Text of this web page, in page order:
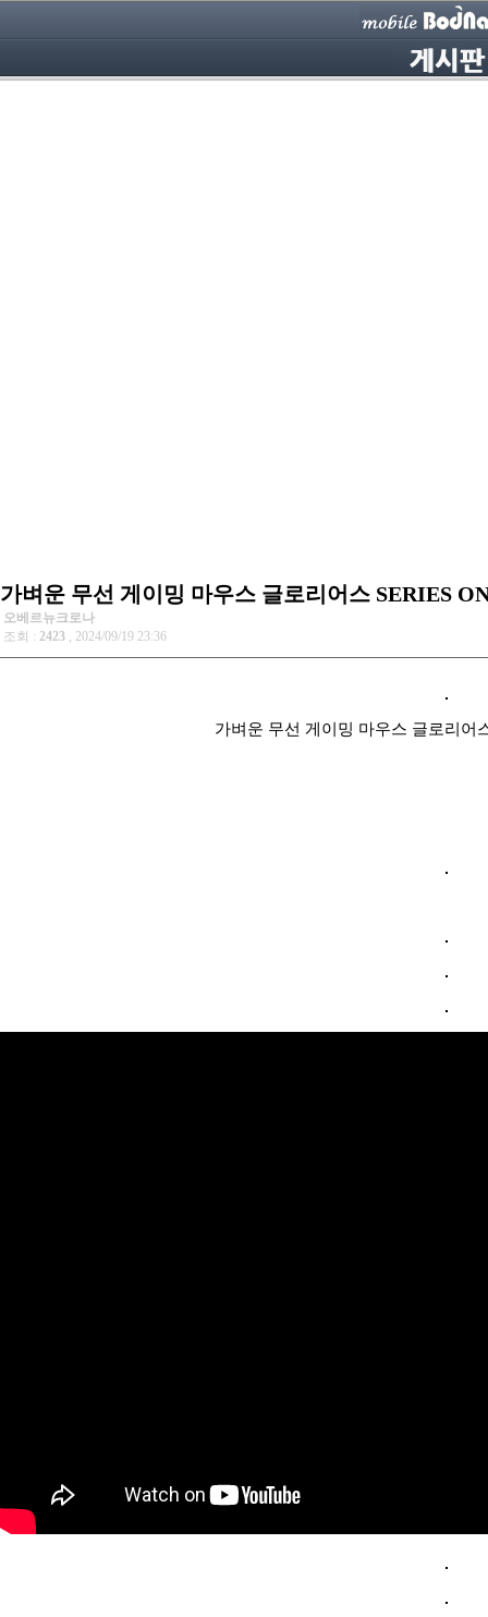
가벼운 무선 게이밍 마우스 글로리어스 SERIES
오베르뉴크로나
조회 : 2423 , 2024/09/19 23:36
가벼운 무선 게이밍 마우스 글로리어